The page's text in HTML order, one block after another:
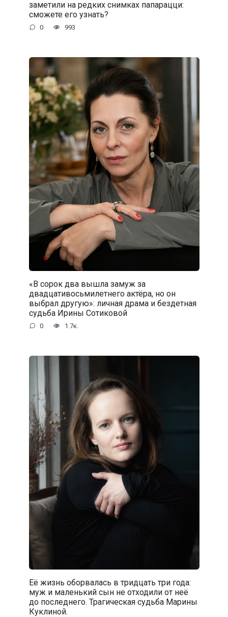
заметили на редких снимках папарацци:
сможете его узнать?
0 993
«В сорок два вышла замуж за
двадцативосьмилетнего актёра, но он
выбрал другую»: личная драма и бездетная
судьба Ирины Сотиковой
0 1.7к.
Её жизнь оборвалась в тридцать три года:
муж и маленький сын не отходили от неё
до последнего. Трагическая судьба Марины
Куклиной.